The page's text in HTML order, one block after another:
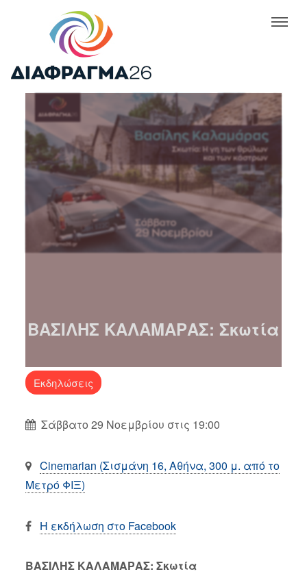
ΒΑΣΙΛΗΣ ΚΑΛΑΜΑΡΑΣ: Σκωτία
Εκδηλώσεις
Σάββατο 29 Νοεμβρίου στις 19:00
Cinemarian (Σισμάνη 16, Αθήνα, 300 μ. από το
Μετρό ΦΙΞ)
Η εκδήλωση στο Facebook
ΒΑΣΙΛΗΣ ΚΑΛΑΜΑΡΑΣ: Σκωτία